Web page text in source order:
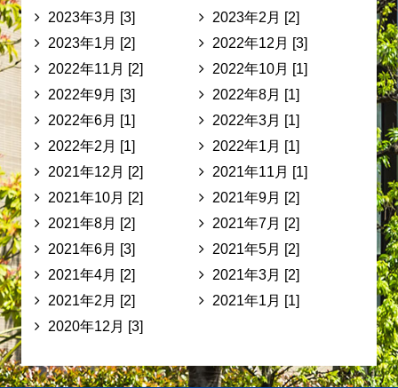
2023年3月 [3]
2023年2月 [2]
2023年1月 [2]
2022年12月 [3]
2022年11月 [2]
2022年10月 [1]
2022年9月 [3]
2022年8月 [1]
2022年6月 [1]
2022年3月 [1]
2022年2月 [1]
2022年1月 [1]
2021年12月 [2]
2021年11月 [1]
2021年10月 [2]
2021年9月 [2]
2021年8月 [2]
2021年7月 [2]
2021年6月 [3]
2021年5月 [2]
2021年4月 [2]
2021年3月 [2]
2021年2月 [2]
2021年1月 [1]
2020年12月 [3]